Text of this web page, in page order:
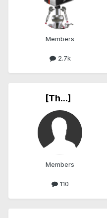
Members
2.7k
[Th...]
Members
110